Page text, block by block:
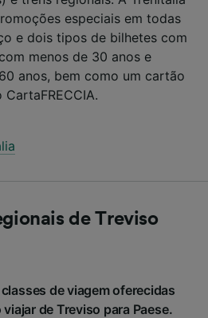
especiais em todas
e dois tipos de bilhetes com
menos de 30 anos e
anos, bem como um cartão
de Treviso
de viagem oferecidas
de Treviso para Paese.